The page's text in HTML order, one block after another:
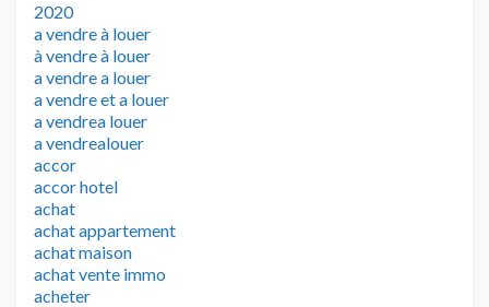
2020
a vendre à louer
à vendre à louer
a vendre a louer
a vendre et a louer
a vendrea louer
a vendrealouer
accor
accor hotel
achat
achat appartement
achat maison
achat vente immo
acheter